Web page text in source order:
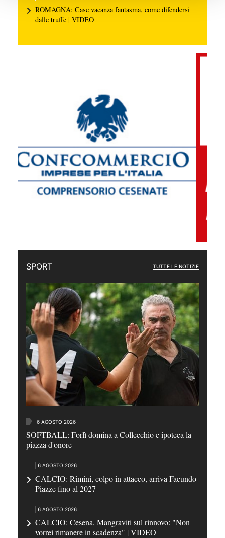
ROMAGNA: Case vacanza fantasma, come difendersi
dalle truffe | VIDEO
SPORT TUTTE LE NOTIZIE
6 AGOSTO 2026
SOFTBALL: Forlì domina a Collecchio e ipoteca la
piazza d'onore
6 AGOSTO 2026
CALCIO: Rimini, colpo in attacco, arriva Facundo
Piazze fino al 2027
6 AGOSTO 2026
CALCIO: Cesena, Mangraviti sul rinnovo: "Non
vorrei rimanere in scadenza" | VIDEO